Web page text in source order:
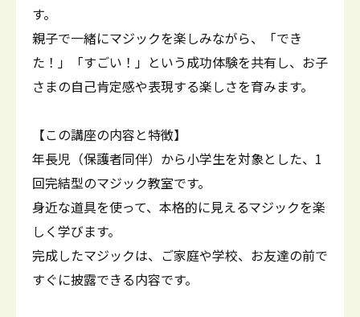
す。
親子で一緒にマジックを楽しみながら、「でき
た！」「すごい！」という成功体験を共有し、お子
さまの自己肯定感や表現する楽しさを育みます。
【この講座の内容と特徴】
年長児（保護者同伴）から小学生を対象とした、1
回完結型のマジック教室です。
身近な道具を使って、本格的に見えるマジックを楽
しく学びます。
完成したマジックは、ご家庭や学校、お友達の前で
すぐに披露できる内容です。